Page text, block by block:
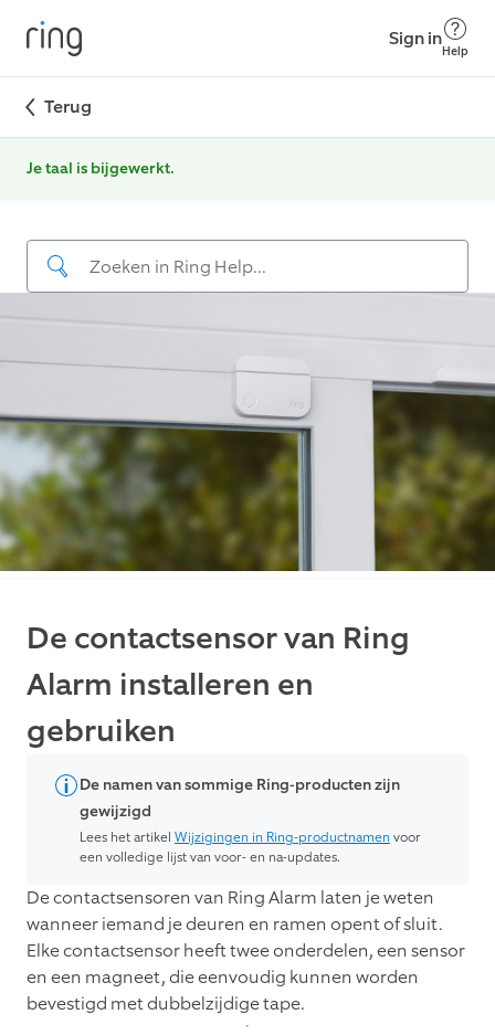
Sign in
Help
Terug
Je taal is bijgewerkt.
De contactsensor van Ring
Alarm installeren en
gebruiken
De namen van sommige Ring-producten zijn
gewijzigd
Lees het artikel Wijzigingen in Ring-productnamen voor
een volledige lijst van voor- en na-updates.
De contactsensoren van Ring Alarm laten je weten
wanneer iemand je deuren en ramen opent of sluit.
Elke contactsensor heeft twee onderdelen, een sensor
en een magneet, die eenvoudig kunnen worden
bevestigd met dubbelzijdige tape.